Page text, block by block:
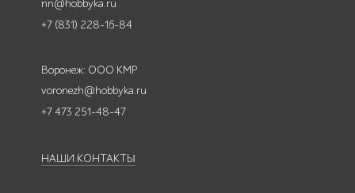
nn@hobbyka.ru
+7 (831) 228-16-84
Воронеж: ООО КМР
voronezh@hobbyka.ru
+7 473 251-48-47
НАШИ КОНТАКТЫ